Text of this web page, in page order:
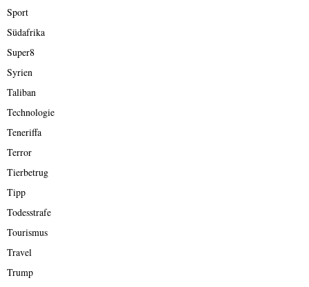
Sport
Südafrika
Super8
Syrien
Taliban
Technologie
Teneriffa
Terror
Tierbetrug
Tipp
Todesstrafe
Tourismus
Travel
Trump